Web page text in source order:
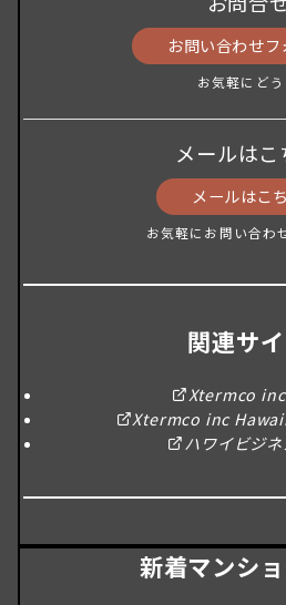
お問い合わせフ
お気軽にどう
メールはこ
メールはこ
お気軽にお問い合わ
関連サ
Xtermco
Xtermco inc
ハワイビジ
新着マンシ